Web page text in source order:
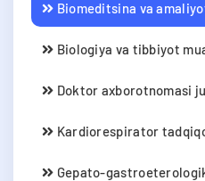
Biomeditsina va
Biologiya va tibbiyot
Doktor axborotnomasi
Kardiorespirator
Gepato-